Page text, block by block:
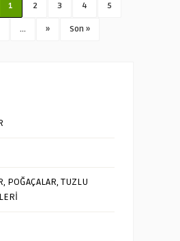
1 2 3 4 5
... » Son »
POĞAÇALAR, TUZLU